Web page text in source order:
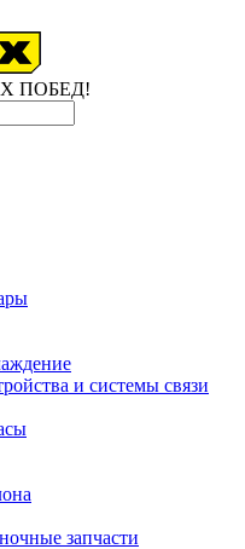
ПОБЕД!
и системы связи
запчасти